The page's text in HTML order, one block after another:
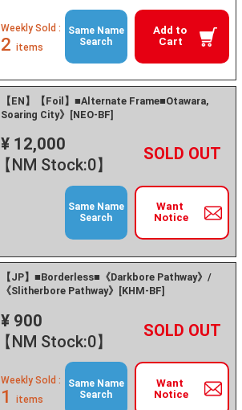
Add to
Cart
Weekly Sold :
2 items
Same Name
Search
【EN】【Foil】■Alternate Frame■Otawara,
Soaring City》[NEO-BF]
¥ 12,000
【NM Stock:0】
－ +
Want
Notice
Same Name
Search
【JP】■Borderless■《Darkbore Pathway》/
《Slitherbore Pathway》[KHM-BF]
¥ 900
【NM Stock:0】
－ +
Want
Notice
Weekly Sold :
1 items
Same Name
Search